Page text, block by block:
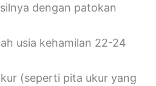
dengan patokan
usia kehamilan 22-24
(seperti pita ukur yang